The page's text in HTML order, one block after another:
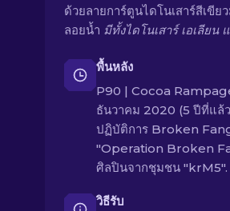
ด้วยลายการ์ตูนไดโนเสาร์สีเขี
ลอยน้ำ มีทั้งไดโนเสาร์ เอเลีย
พื้นหลัง
P90 | Cocoa
ธันวาคม 2020 (5 ปีที่แล้
ปฏิบัติการ Broken
"Operation Broken
ศิลปินจากชุมชน "krM5".
วิธีรับ